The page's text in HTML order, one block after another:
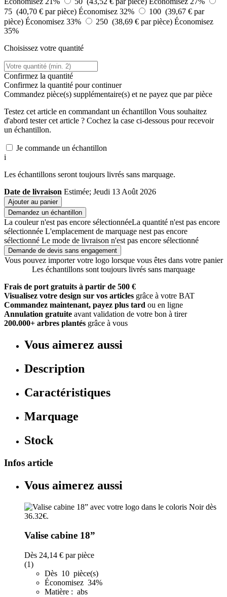
75 (40,70 € par pièce) Économisez 32%
100 (39,67 € par
pièce) Économisez 33% 250 (38,69 € par pièce) Économisez
35%
Choisissez votre quantité
Confirmez la quantité
Confirmez la quantité pour continuer
Commandez pièce(s) supplémentaire(s) et ne payez que par pièce
Testez cet article en commandant un échantillon Vous souhaitez
d'abord tester cet article ? Cochez la case ci-dessous pour recevoir
un échantillon.
Je commande un échantillon
i
Les échantillons seront toujours livrés sans marquage.
Date de livraison Estimée; Jeudi 13 Août 2026
Ajouter au panier
Demandez un échantillon
La couleur n'est pas encore sélectionnéeLa quantité n'est pas encore
sélectionnée L'emplacement de marquage nest pas encore
sélectionné Le mode de livraison n'est pas encore sélectionné
Demande de devis sans engagement
Vous pouvez importer votre logo lorsque vous êtes dans votre panier
Les échantillons sont toujours livrés sans marquage
Frais de port gratuits à partir de 500 €
Visualisez votre design sur vos articles grâce à votre BAT
Commandez maintenant, payez plus tard ou en ligne
Annulation gratuite avant validation de votre bon à tirer
200.000+ arbres plantés grâce à vous
Vous aimerez aussi
Description
Caractéristiques
Marquage
Stock
Infos article
Vous aimerez aussi
Valise cabine 18”
Dès 24,14 € par pièce
(1)
Dès 10 pièce(s)
Économisez 34%
Matière : abs